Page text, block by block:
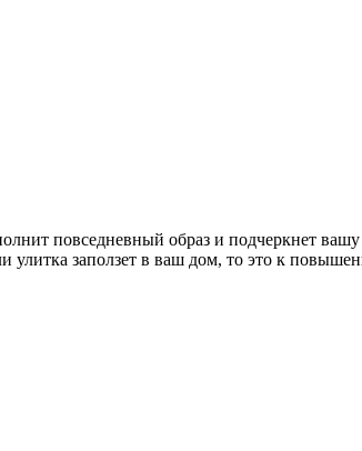
повседневный образ и подчеркнет
заползет в ваш дом, то это к